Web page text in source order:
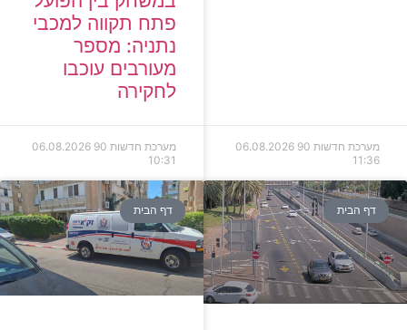
מערכת חדשות 90
06.08.2026
11:36
פתח תקווה למכבי
נתניה: מספר
מעורבים עוכבו
לחקירה
מערכת חדשות 90
06.08.2026
10:31
דף הבית דף הבית